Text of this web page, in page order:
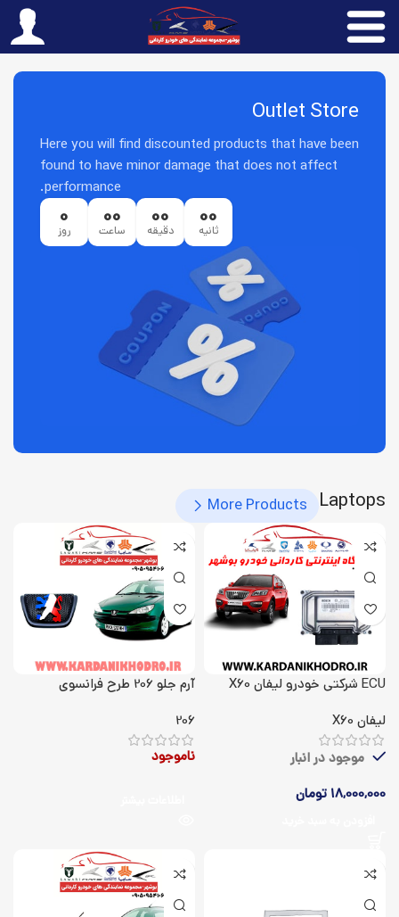
Outlet Store
Here you will find discounted products that have been
found to have minor damage that does not affect
performance.
0
روز
00
ساعت
00
دقیقه
00
ثانیه
Laptops
More Products
ECU شرکتی خودرو لیفان X60
لیفان X60
موجود در انبار
18,000,000 تومان
آرم جلو 206 طرح فرانسوی
206
ناموجود